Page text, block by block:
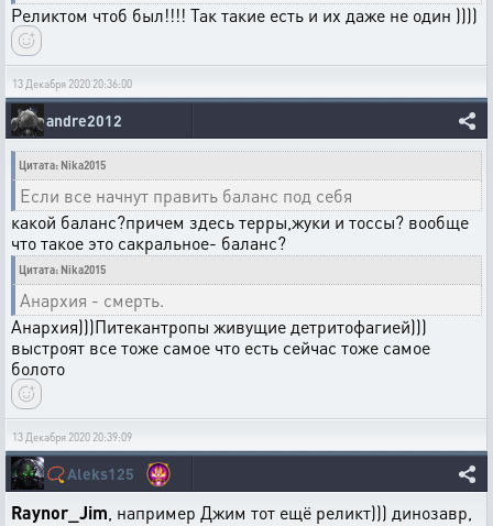
Реликтом чтоб был!!!! Так такие есть и их даже не один ))))
13 Декабря 2020 20:36:00
andre2012
Цитата: Nika2015
Если все начнут править баланс под себя
какой баланc?причем здесь терры,жуки и тоссы? вообще
что такое это сакральное- баланс?
Цитата: Nika2015
Анархия - смерть.
Анархия)))Питекантропы живущие детритофагией)))
выстроят все тоже самое что есть сейчас тоже самое
болото
13 Декабря 2020 20:39:09
📿Aleks125
Raynor_Jim , например Джим тот ещё реликт))) динозавр,